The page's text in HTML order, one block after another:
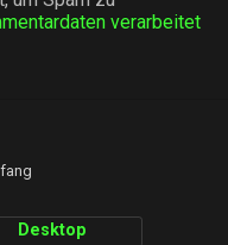
verarbeitet
Desktop